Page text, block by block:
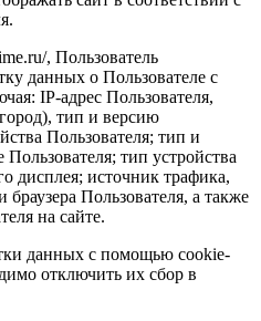
, Пользователь
данных о Пользователе с
IP-адрес Пользователя,
тип и версию
Пользователя; тип и
Пользователя; тип устройства
дисплея; источник трафика,
Пользователя, а также
на сайте.
данных с помощью cookie-
отключить их сбор в